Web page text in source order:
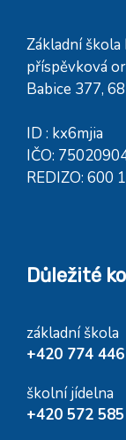
Základní
příspěvková
Babice 377,
ID : kx6mjia
IČO:
REDIZO: 600
Důležité
základní škola
+420 774
školní jídelna
+420 572